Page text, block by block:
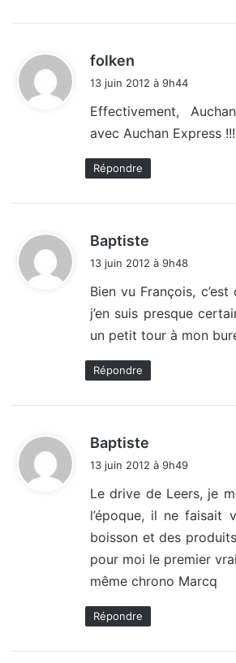
folken
i
:
13 juin 2012 à 9h44
Effectivement,
avec Auchan Express
Répondre
Baptiste
:
13 juin 2012 à 9h48
Bien vu François,
j’en suis presque
un petit tour à mon
Répondre
Baptiste
:
13 juin 2012 à 9h49
Le drive de Leers, je
l’époque, il ne faisait
boisson et des
pour moi le premier
même chrono Marcq
Répondre